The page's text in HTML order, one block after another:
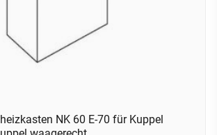
NK 60 E-70 für Kuppel